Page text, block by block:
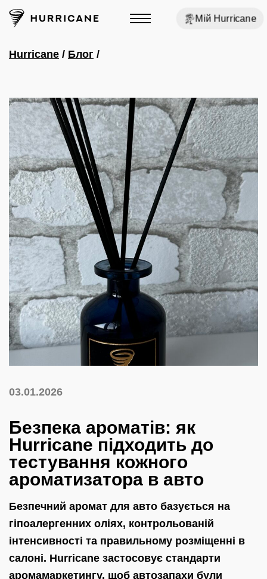
Мій Hurricane
Hurricane / Блог /
03.01.2026
Безпека ароматів: як
Hurricane підходить до
тестування кожного
ароматизатора в авто
Безпечний аромат для авто базується на
гіпоалергенних оліях, контрольованій
інтенсивності та правильному розміщенні в
салоні. Hurricane застосовує стандарти
аромамаркетингу, щоб автозапахи були